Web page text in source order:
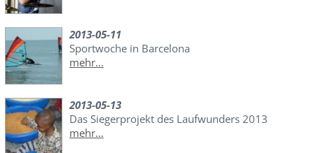
2013-05-11
Sportwoche in Barcelona
mehr...
2013-05-13
Das Siegerprojekt des Laufwunders 2013
mehr...